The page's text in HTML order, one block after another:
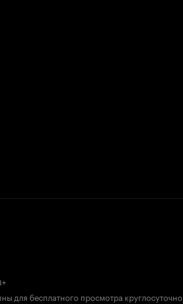
для бесплатного просмотра круглосуточно